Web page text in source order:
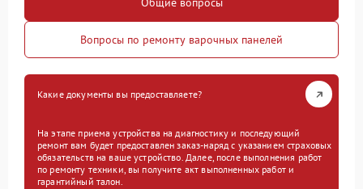
Вопросы по ремонту варочных панелей
Какие документы вы предоставляете?
На этапе приема устройства на диагностику и последующий
ремонт вам будет предоставлен заказ-наряд с указанием страховых
обязательств на ваше устройство. Далее, после выполнения работ
по ремонту техники, вы получите акт выполненных работ и
гарантийный талон.